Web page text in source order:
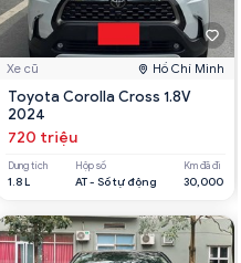
Xe cũ Hồ Chí Minh
Toyota Corolla Cross 1.8V
2024
720 triệu
Dung tích
1.8 L
Hộp số
AT - Số tự động
Km đã đi
30,000